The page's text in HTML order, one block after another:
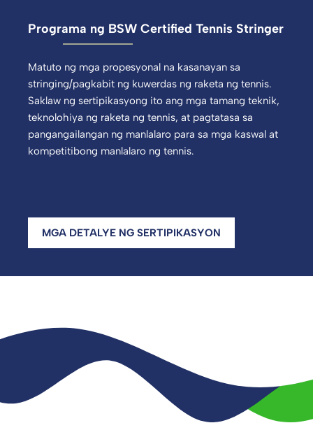
Programa ng BSW Certified Tennis Stringer
Matuto ng mga propesyonal na kasanayan sa
stringing/pagkabit ng kuwerdas ng raketa ng tennis.
Saklaw ng sertipikasyong ito ang mga tamang teknik,
teknolohiya ng raketa ng tennis, at pagtatasa sa
pangangailangan ng manlalaro para sa mga kaswal at
kompetitibong manlalaro ng tennis.
MGA DETALYE NG SERTIPIKASYON